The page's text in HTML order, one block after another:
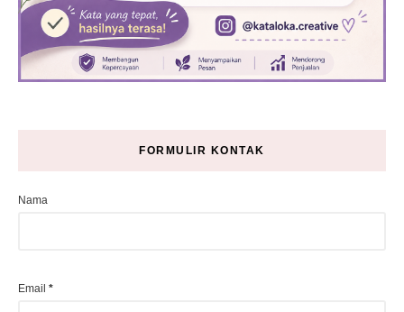
FORMULIR KONTAK
Nama
Email *